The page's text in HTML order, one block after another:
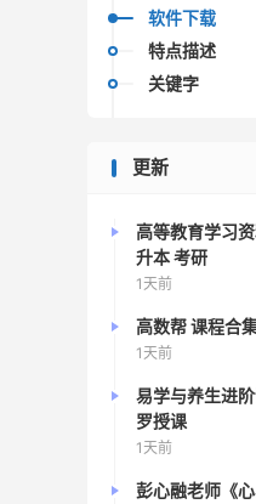
软件下载
特点描述
关键字
更新
高等教育学习
升本 考研
1天前
高数帮 课程合
1天前
易学与养生进
罗授课
1天前
彭心融老师《